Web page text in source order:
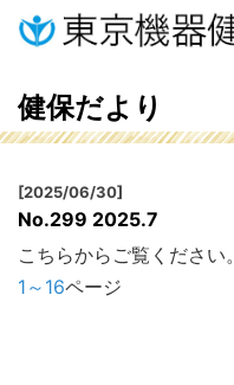
健保だより
[2025/06/30]
No.299 2025.7
こちらからご覧ください。
1～16ページ